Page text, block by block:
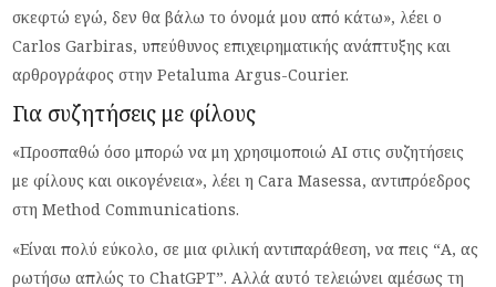
σκεφτώ εγώ, δεν θα βάλω το όνομά μου από κάτω», λέει ο
Carlos Garbiras, υπεύθυνος επιχειρηματικής ανάπτυξης και
αρθρογράφος στην Petaluma Argus-Courier.
Για συζητήσεις με φίλους
«Προσπαθώ όσο μπορώ να μη χρησιμοποιώ AI στις συζητήσεις
με φίλους και οικογένεια», λέει η Cara Masessa, αντιπρόεδρος
στη Method Communications.
«Είναι πολύ εύκολο, σε μια φιλική αντιπαράθεση, να πεις “Α, ας
ρωτήσω απλώς το ChatGPT”. Αλλά αυτό τελειώνει αμέσως τη